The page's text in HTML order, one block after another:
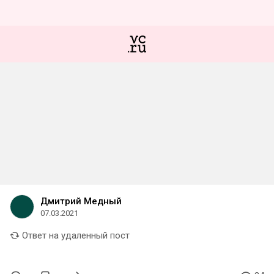
Дмитрий Медный
07.03.2021
Ответ на удаленный пост